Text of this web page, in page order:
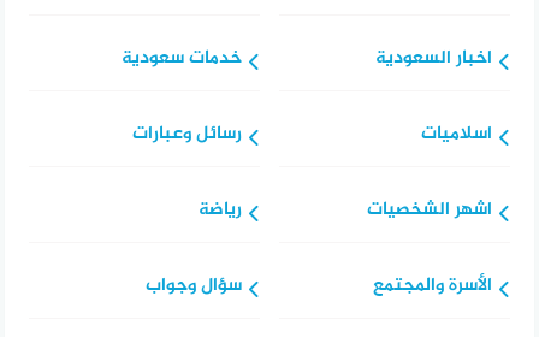
اخبار السعودية
اسلاميات
اشهر الشخصيات
الأسرة والمجتمع
خدمات سعودية
رسائل وعبارات
رياضة
سؤال وجواب